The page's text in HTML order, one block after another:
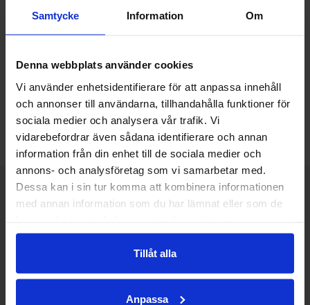
Samtycke Information Om
Denna webbplats använder cookies
Vi använder enhetsidentifierare för att anpassa innehåll
och annonser till användarna, tillhandahålla funktioner för
sociala medier och analysera vår trafik. Vi
vidarebefordrar även sådana identifierare och annan
information från din enhet till de sociala medier och
annons- och analysföretag som vi samarbetar med.
Dessa kan i sin tur komma att kombinera informationen
med annan information som du har lämnat eller som de
Tillåt alla
Anpassa
Vad gäller exempelvis
Särskilt idag då markiserna tillverkas även med vårt
svenska klimat i åtanke. Dessutom så handlar
isolerande väv om ett invändigt val. Vill man ha en
vacker fasad och ett mer personligt hem så är markiser
fortfarande det enda alternativet.
Övriga artiklar
När markiser blir en del av
Tvätta markis | Så rengör du dina